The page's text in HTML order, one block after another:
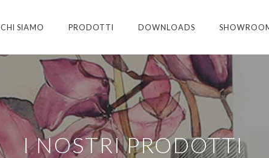
CHI SIAMO PRODOTTI DOWNLOADS
I NOSTRI PRODOTTI